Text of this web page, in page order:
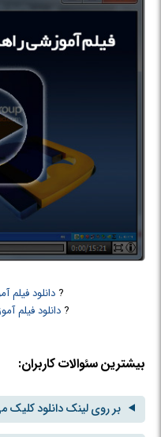
? دانلود
? دانلود فیلم
بیشترین سئوالات کاربران:
بر روی لینک دانلود کلیک